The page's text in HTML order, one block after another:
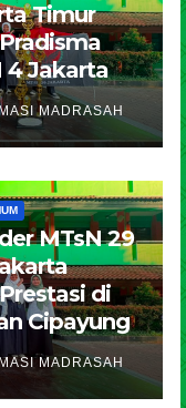
Timur
4 Jakarta
MADRASAH
MTsN 29
di
Cipayung
MADRASAH